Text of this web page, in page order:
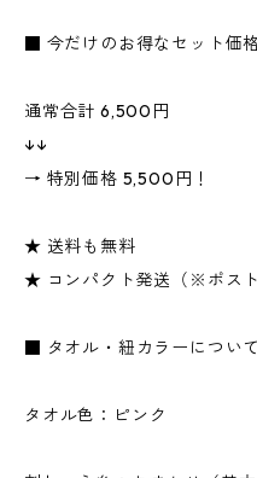
■ 今だけのお得なセット価
通常合計 6,500円
↓↓
→ 特別価格 5,500円！
★ 送料も無料
★ コンパクト発送（※ポスト
■ タオル・紐カラーについて
タオル色：ピンク